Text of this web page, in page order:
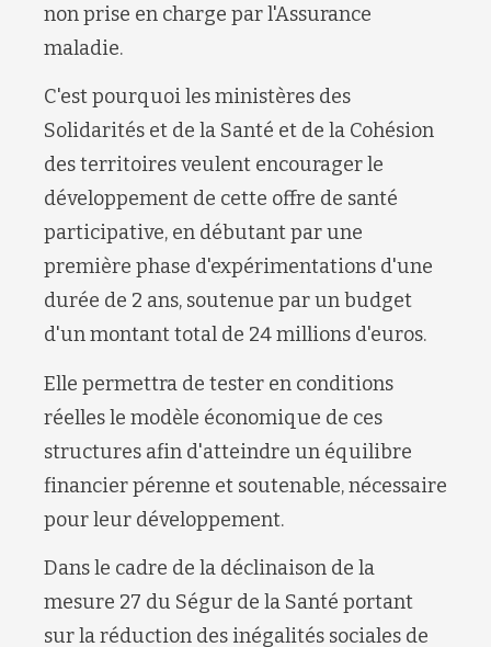
non prise en charge par l'Assurance
maladie.
C'est pourquoi les ministères des
Solidarités et de la Santé et de la Cohésion
des territoires veulent encourager le
développement de cette offre de santé
participative, en débutant par une
première phase d'expérimentations d'une
durée de 2 ans, soutenue par un budget
d'un montant total de 24 millions d'euros.
Elle permettra de tester en conditions
réelles le modèle économique de ces
structures afin d'atteindre un équilibre
financier pérenne et soutenable, nécessaire
pour leur développement.
Dans le cadre de la déclinaison de la
mesure 27 du Ségur de la Santé portant
sur la réduction des inégalités sociales de